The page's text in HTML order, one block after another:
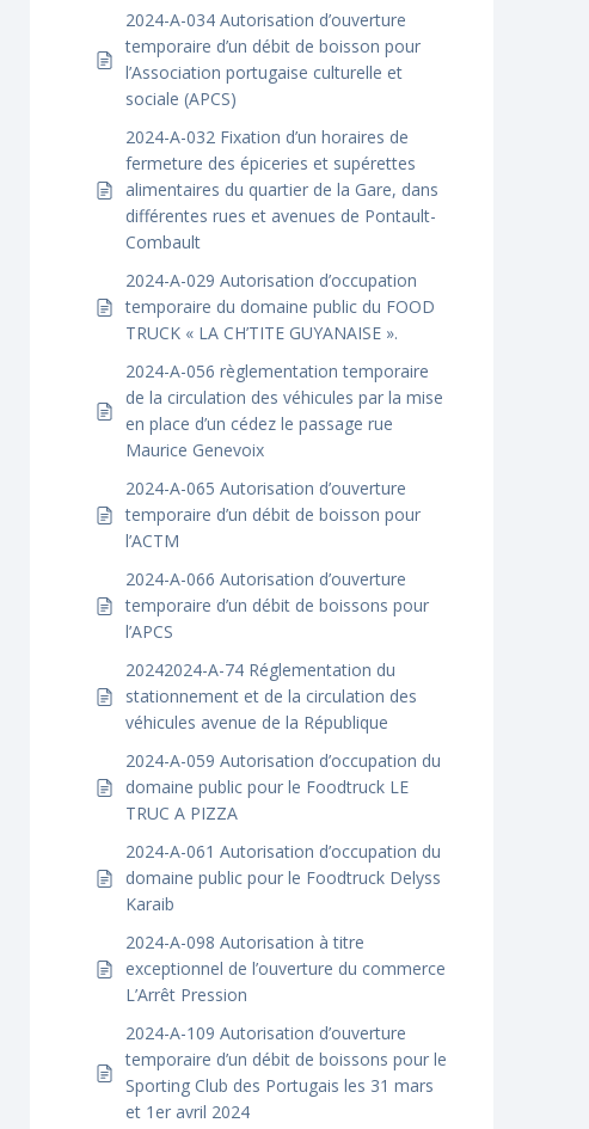
2024-A-034 Autorisation d’ouverture
temporaire d’un débit de boisson pour
l’Association portugaise culturelle et
sociale (APCS)
2024-A-032 Fixation d’un horaires de
fermeture des épiceries et supérettes
alimentaires du quartier de la Gare, dans
différentes rues et avenues de Pontault-
Combault
2024-A-029 Autorisation d’occupation
temporaire du domaine public du FOOD
TRUCK « LA CH’TITE GUYANAISE ».
2024-A-056 règlementation temporaire
de la circulation des véhicules par la mise
en place d’un cédez le passage rue
Maurice Genevoix
2024-A-065 Autorisation d’ouverture
temporaire d’un débit de boisson pour
l’ACTM
2024-A-066 Autorisation d’ouverture
temporaire d’un débit de boissons pour
l’APCS
20242024-A-74 Réglementation du
stationnement et de la circulation des
véhicules avenue de la République
2024-A-059 Autorisation d’occupation du
domaine public pour le Foodtruck LE
TRUC A PIZZA
2024-A-061 Autorisation d’occupation du
domaine public pour le Foodtruck Delyss
Karaib
2024-A-098 Autorisation à titre
exceptionnel de l’ouverture du commerce
L’Arrêt Pression
2024-A-109 Autorisation d’ouverture
temporaire d’un débit de boissons pour le
Sporting Club des Portugais les 31 mars
et 1er avril 2024